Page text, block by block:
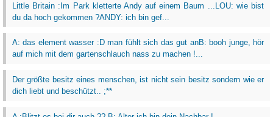
Little Britain :Im Park kletterte Andy auf einem Baum ...LOU: wie bist
du da hoch gekommen ?ANDY: ich bin gef...
A: das element wasser :D man fühlt sich das gut anB: booh junge, hör
auf mich mit dem gartenschlauch nass zu machen !...
Der größte besitz eines menschen, ist nicht sein besitz sondern wie er
dich liebt und beschützt.. ;**